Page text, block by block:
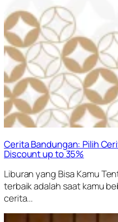
Cerita Bandungan: Pilih
Discount up to 35%
Liburan yang Bisa Kamu
terbaik adalah saat kamu
cerita...